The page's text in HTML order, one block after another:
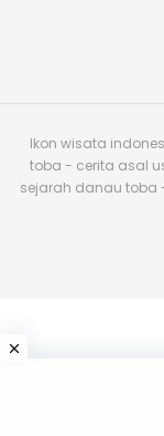
Ikon wisata
toba - cerita asal
sejarah danau